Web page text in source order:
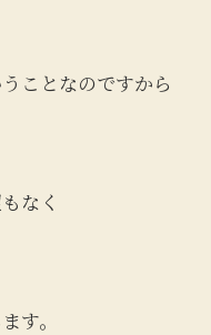
ことなのですから
なく
す。